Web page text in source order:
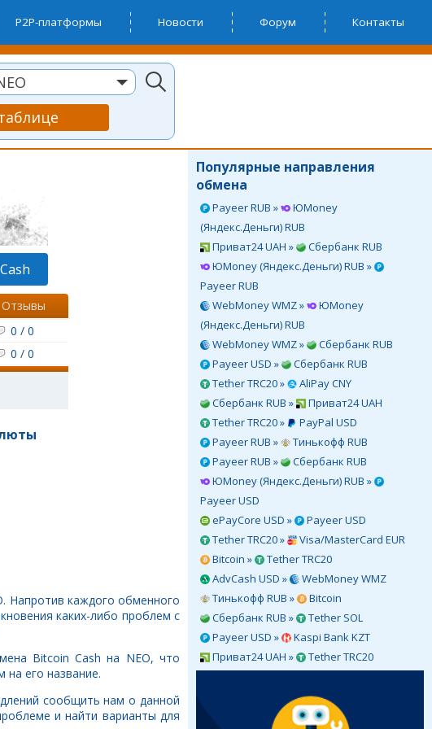
P2P-платформы Новости Форум Контакты
Популярные направления
обмена
Payeer RUB »
ЮMoney
(Яндекс.Деньги) RUB
Приват24 UAH »
Сбербанк RUB
ЮMoney (Яндекс.Деньги) RUB »
Payeer RUB
WebMoney WMZ »
ЮMoney
(Яндекс.Деньги) RUB
WebMoney WMZ »
Сбербанк RUB
Payeer USD »
Сбербанк RUB
Tether TRC20 »
AliPay CNY
Сбербанк RUB »
Приват24 UAH
Tether TRC20 »
PayPal USD
Payeer RUB »
Тинькофф RUB
Payeer RUB »
Сбербанк RUB
ЮMoney (Яндекс.Деньги) RUB »
Payeer USD
ePayCore USD »
Payeer USD
Tether TRC20 »
Visa/MasterCard EUR
Bitcoin »
Tether TRC20
AdvCash USD »
WebMoney WMZ
Тинькофф RUB »
Bitcoin
Сбербанк RUB »
Tether SOL
Payeer USD »
Kaspi Bank KZT
Приват24 UAH »
Tether TRC20
Отзывы
0 / 0
0 / 0
Напротив каждого обменного
каких-либо проблем с
Bitcoin Cash на NEO, что
на его название.
сообщить нам о данной
и найти варианты для